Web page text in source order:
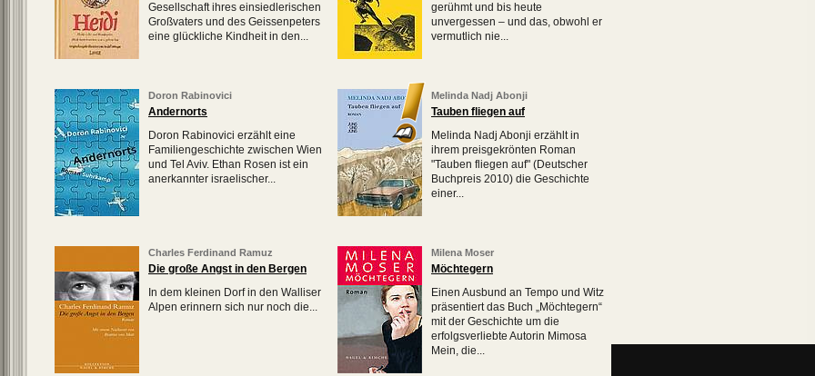
Gesellschaft ihres einsiedlerischen
Großvaters und des Geissenpeters
eine glückliche Kindheit in den...
gerühmt und bis heute
unvergessen – und das, obwohl er
vermutlich nie...
Doron Rabinovici
Andernorts
Doron Rabinovici erzählt eine
Familiengeschichte zwischen Wien
und Tel Aviv. Ethan Rosen ist ein
anerkannter israelischer...
Melinda Nadj Abonji
Tauben fliegen auf
Melinda Nadj Abonji erzählt in
ihrem preisgekrönten Roman
"Tauben fliegen auf" (Deutscher
Buchpreis 2010) die Geschichte
einer...
Charles Ferdinand Ramuz
Die große Angst in den Bergen
In dem kleinen Dorf in den Walliser
Alpen erinnern sich nur noch die...
Milena Moser
Möchtegern
Einen Ausbund an Tempo und Witz
präsentiert das Buch „Möchtegern“
mit der Geschichte um die
erfolgsverliebte Autorin Mimosa
Mein, die...